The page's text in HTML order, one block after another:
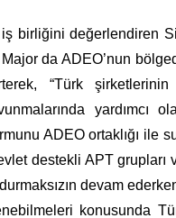
iş birliğini değerlendiren
da ADEO’nun
“Türk
yardımcı
ADEO ortaklığı ile
destekli APT grupları
devam
konusunda